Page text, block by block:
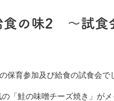
食の味2 ～試食
育参加及び給食の試食会で
「鮭の味噌チーズ焼き」がメ